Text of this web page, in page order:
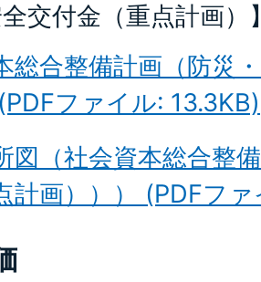
全交付金（重点計画）
総合整備計画（防災
ファイル: 13.3KB)
図（社会資本総合整
計画））） (PDFフ